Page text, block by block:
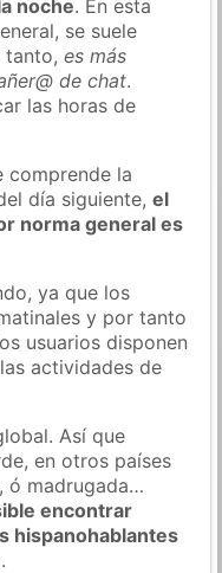
noche. En esta
se suele
tanto,es más
de chat.
las horas de
comprende la
día siguiente,el
norma general es
ya que los
y por tanto
usuarios disponen
actividades de
Así que
en otros países
ó madrugada…
encontrar
hispanohablantes
.